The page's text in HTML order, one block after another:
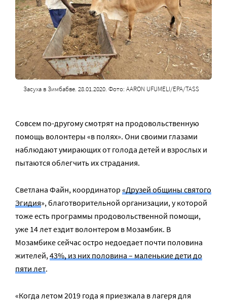
Засуха в Зимбабве. 28.01.2020. Фото: AARON UFUMELI/EPA/TASS
Совсем по-другому смотрят на продовольственную
помощь волонтеры «в полях». Они своими глазами
наблюдают умирающих от голода детей и взрослых и
пытаются облегчить их страдания.
Светлана Файн, координатор «Друзей общины святого
Эгидия», благотворительной организации, у которой
тоже есть программы продовольственной помощи,
уже 14 лет ездит волонтером в Мозамбик. В
Мозамбике сейчас остро недоедает почти половина
жителей, 43%, из них половина – маленькие дети до
пяти лет.
«Когда летом 2019 года я приезжала в лагеря для